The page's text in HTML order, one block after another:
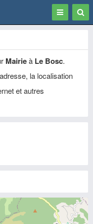
Toggle
Mairieà Le Bosc.
la localisation
et autres